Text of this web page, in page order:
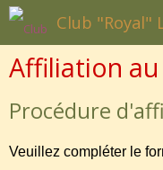
Club "Royal"
Page d'accueil
Affiliation
Procédure
Veuillez compléter le